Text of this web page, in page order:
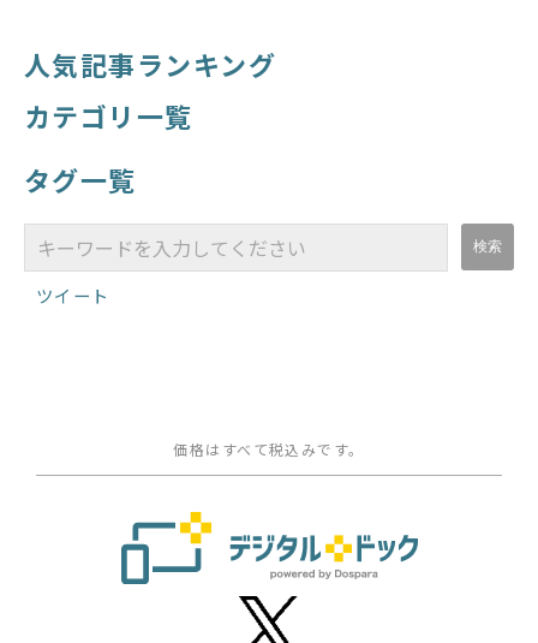
人気記事ランキング
カテゴリ一覧
タグ一覧
ツイート
価格はすべて税込みです。